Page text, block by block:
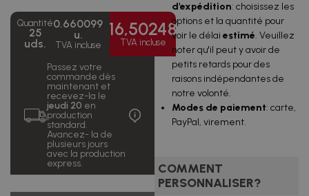
2500 uds. 0,11 €/u.266,44 €
TVA incluse
5000
uds.
0,08
€/u.
412,80 €
TVA
10000
uds.
0,08
€/u.
814,33 €
incluse
25000
uds.
0,08
€/u.
2 035,83
TVA incluse
Quantité
25
uds.
0.660099
u.
TVA incluse
16,50248
TVA incluse
Passez votre
commande dès
maintenant et
recevez-la le
jeudi 20 en
production
standard.
Avancez- la de
plusieurs jours
avec la production
express.
d'expédition: choisissez les
options et la quantité pour
voir le délai estimé. Veuillez
noter qu'il peut y avoir de
petits retards pour des
raisons indépendantes de
notre volonté.
Modes de paiement: carte,
PayPal, virement.
COMMENT
PERSONNALISER?